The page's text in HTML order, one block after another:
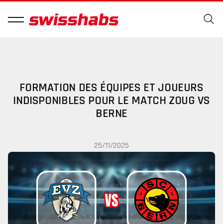
FORMATION DES ÉQUIPES ET JOUEURS
INDISPONIBLES POUR LE MATCH ZOUG VS
BERNE
25/11/2025